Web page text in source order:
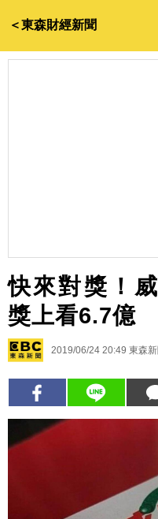
＜東森財經新聞
快來對獎！
獎上看6.7億
2019/06/24 20:49 東森